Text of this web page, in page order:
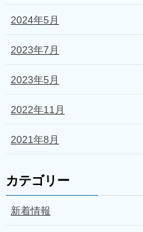
2024年5月
2023年7月
2023年5月
2022年11月
2021年8月
カテゴリー
新着情報